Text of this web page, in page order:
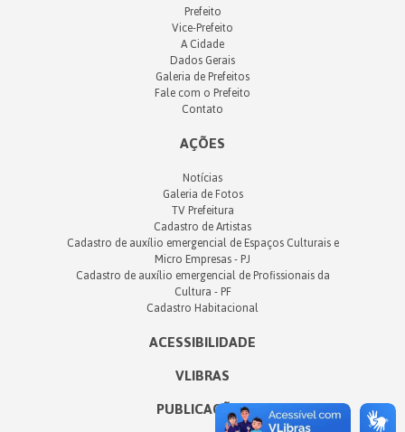
Prefeito
Vice-Prefeito
A Cidade
Dados Gerais
Galeria de Prefeitos
Fale com o Prefeito
Contato
AÇÕES
Notícias
Galeria de Fotos
TV Prefeitura
Cadastro de Artistas
Cadastro de auxílio emergencial de Espaços Culturais e
Micro Empresas - PJ
Cadastro de auxílio emergencial de Profissionais da
Cultura - PF
Cadastro Habitacional
ACESSIBILIDADE
VLIBRAS
PUBLICAÇÕES